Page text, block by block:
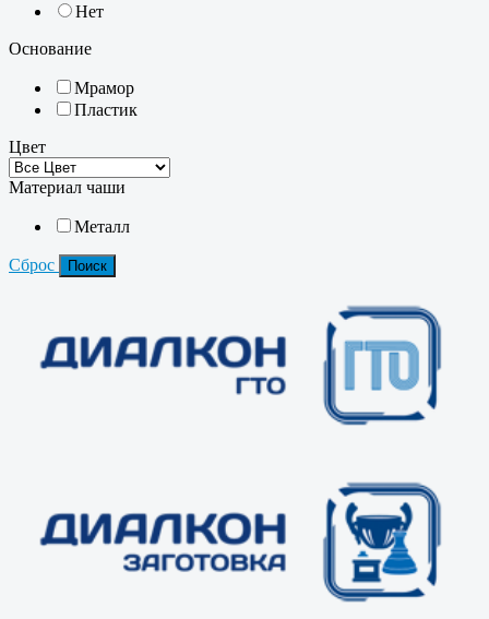
Нет
Основание
Мрамор
Пластик
Цвет
Материал чаши
Металл
Сброс